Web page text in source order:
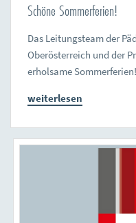
Schöne Sommerferien!
Das Leitungsteam der
Oberösterreich und der
erholsame Sommerferien!
weiterlesen